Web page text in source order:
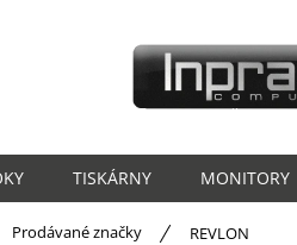
TISKÁRNY MONITORY
Prodávané značky REVLON